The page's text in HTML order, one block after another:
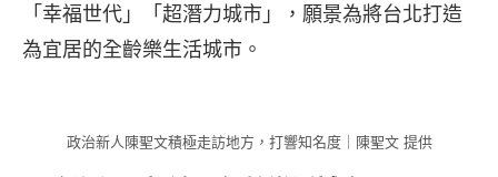
「幸福世代」「超潛力城市」，願景為將台北打造
為宜居的全齡樂生活城市。
政治新人陳聖文積極走訪地方，打響知名度｜陳聖文 提供